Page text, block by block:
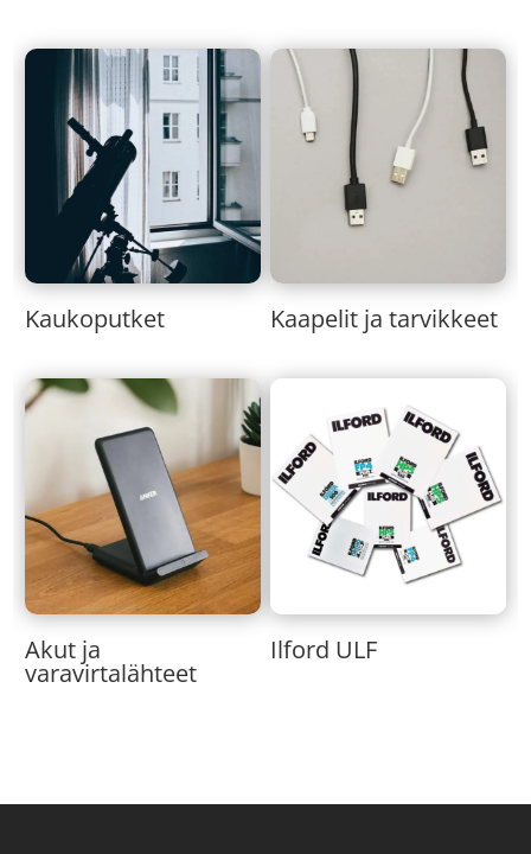
Kaukoputket Kaapelit ja tarvikkeet
Akut ja
varavirtalähteet
Ilford ULF